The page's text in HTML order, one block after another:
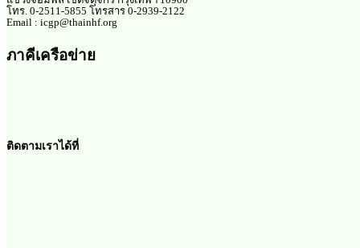
โทร. 0-2511-5855 โทรสาร 0-2939-2122
Email : icgp@thainhf.org
ภาคีเครือข่าย
ติดตามเราได้ที่